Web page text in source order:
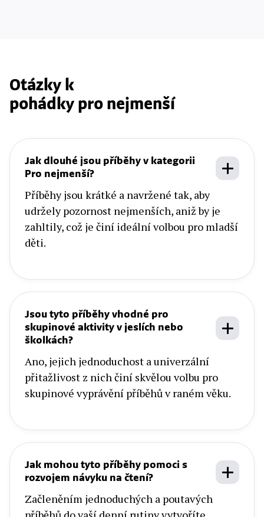
Otázky k
pohádky pro nejmenší
Jak dlouhé jsou příběhy v kategorii
Pro nejmenší?
Příběhy jsou krátké a navržené tak, aby
udržely pozornost nejmenších, aniž by je
zahltily, což je činí ideální volbou pro mladší
děti.
Jsou tyto příběhy vhodné pro
skupinové aktivity v jeslích nebo
školkách?
Ano, jejich jednoduchost a univerzální
přitažlivost z nich činí skvělou volbu pro
skupinové vyprávění příběhů v raném věku.
Jak mohou tyto příběhy pomoci s
rozvojem návyku na čtení?
Začleněním jednoduchých a poutavých